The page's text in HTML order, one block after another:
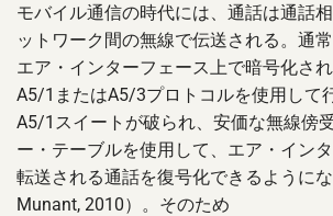
モバイル通信の時代には、通話は通話
ットワーク間の無線で伝送される。通
エア・インターフェース上で暗号化さ
A5/1またはA5/3プロトコルを使用して
A5/1スイートが破られ、安価な無線傍
ー・テーブルを使用して、エア・イン
転送される通話を復号化できるように
Munant, 2010）。そのため